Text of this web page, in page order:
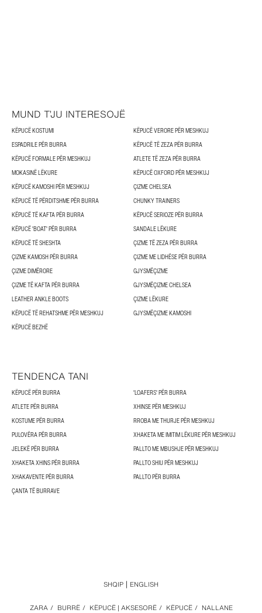
MUND T’JU INTERESOJË
KËPUCË KOSTUMI
KËPUCË VERORE PËR MESHKUJ
ESPADRILE PËR BURRA
KËPUCË TË ZEZA PËR BURRA
KËPUCË FORMALE PËR MESHKUJ
ATLETE TË ZEZA PËR BURRA
MOKASINË LËKURE
KËPUCË OXFORD PËR MESHKUJ
KËPUCË KAMOSHI PËR MESHKUJ
ÇIZME CHELSEA
KËPUCË TË PËRDITSHME PËR BURRA
CHUNKY TRAINERS
KËPUCË TË KAFTA PËR BURRA
KËPUCË SERIOZE PËR BURRA
KËPUCË 'BOAT' PËR BURRA
SANDALE LËKURE
KËPUCË TË SHESHTA
ÇIZME TË ZEZA PËR BURRA
ÇIZME KAMOSH PËR BURRA
ÇIZME ME LIDHËSE PËR BURRA
ÇIZME DIMËRORE
GJYSMËÇIZME
ÇIZME TË KAFTA PËR BURRA
GJYSMËÇIZME CHELSEA
LEATHER ANKLE BOOTS
ÇIZME LËKURE
KËPUCË TË REHATSHME PËR MESHKUJ
GJYSMËÇIZME KAMOSHI
KËPUCË BEZHË
TENDENCA TANI
KËPUCË PËR BURRA
'LOAFERS' PËR BURRA
ATLETE PËR BURRA
XHINSE PËR MESHKUJ
KOSTUME PËR BURRA
RROBA ME THURJE PËR MESHKUJ
PULOVËRA PËR BURRA
XHAKETA ME IMITIM LËKURE PËR MESHKUJ
JELEKË PËR BURRA
PALLTO ME MBUSHJE PËR MESHKUJ
XHAKETA XHINS PËR BURRA
PALLTO SHIU PËR MESHKUJ
XHAKAVENTE PËR BURRA
PALLTO PËR BURRA
ÇANTA TË BURRAVE
ZARA / BURRË / KËPUCË | AKSESORË / KËPUCË / NALLANE
SHQIP ENGLISH